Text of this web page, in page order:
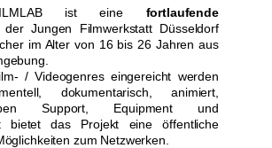
FILMLAB ist eine fortlaufende
der Jungen Filmwerkstatt Düsseldorf
im Alter von 16 bis 26 Jahren aus
/ Videogenres eingereicht werden
dokumentarisch, animiert,
Support, Equipment und
bietet das Projekt eine öffentliche
zum Netzwerken.